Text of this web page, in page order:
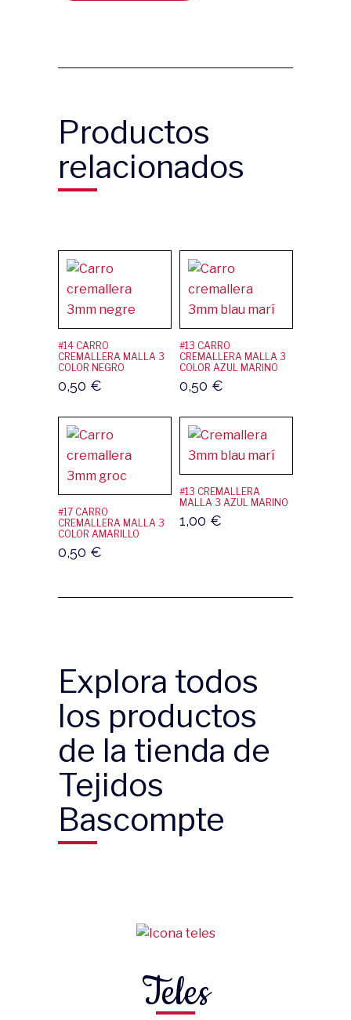
Productos
relacionados
#14 CARRO
CREMALLERA MALLA 3
COLOR NEGRO
0,50 €
#13 CARRO
CREMALLERA MALLA 3
COLOR AZUL MARINO
0,50 €
#17 CARRO
CREMALLERA MALLA 3
COLOR AMARILLO
0,50 €
#13 CREMALLERA
MALLA 3 AZUL MARINO
1,00 €
Explora todos
los productos
de la tienda de
Tejidos
Bascompte
Teles